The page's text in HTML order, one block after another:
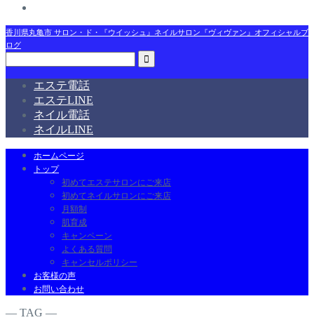
香川県丸亀市 サロン・ド・『ウイッシュ』ネイルサロン『ヴィヴァン』オフィシャルブ
ログ
エステ電話
エステLINE
ネイル電話
ネイルLINE
ホームページ
トップ
初めてエステサロンにご来店
初めてネイルサロンにご来店
月額制
肌育成
キャンペーン
よくある質問
キャンセルポリシー
お客様の声
お問い合わせ
― TAG ―